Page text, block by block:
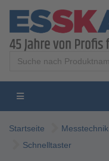
Startseite Messtechnik
Schnelltaster